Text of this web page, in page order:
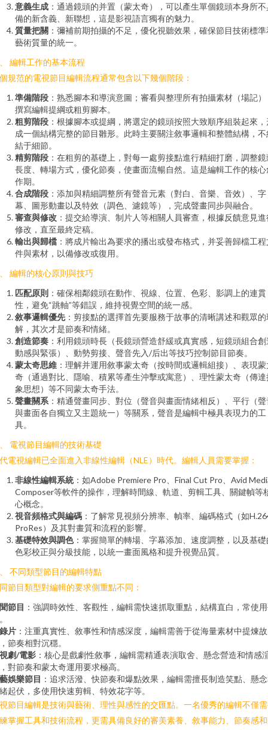
意義生成 ：通過鏡頭的并置（蒙太奇），可以產生單個鏡頭本身所不
備的新含義、新聯想，這是影視語言獨有的魅力。
質量把關 ：彌補前期拍攝的不足，優化視聽效果，確保節目技術標準
藝術質量的統一。
編輯工作的基本流程
規范的電視節目編輯流程通常包含以下幾個階段：
準備階段 ：熟悉腳本和導演意圖；審看與整理所有拍攝素材（場記）
撰寫編輯提綱或粗剪腳本。
粗剪階段 ：根據腳本或提綱，將選定的鏡頭按照大致順序組裝起來，
成一個結構完整的節目雛形。此時主要關注敘事邏輯和整體結構，不
結于細節。
精剪階段 ：在粗剪的基礎上，對每一處剪接點進行精細打磨，調整鏡
長度、轉場方式，優化節奏，使畫面流暢自然。這是編輯工作的核心
作期。
合成階段 ：添加與精細調整所有聲音元素（對白、音樂、音效）、字
幕、圖形動畫以及特效（調色、濾鏡等），完成聲畫同步與融合。
審查與修改 ：提交給導演、制片人等相關人員審查，根據反饋意見進
修改，直至最終定稿。
輸出與歸檔 ：將成片輸出為要求的播出或發布格式，并妥善歸檔工程
件與素材，以備修改或復用。
編輯的核心原則與技巧
匹配原則 ：確保相鄰鏡頭在動作、視線、位置、色彩、影調上的連貫
性，避免“跳軸”等錯誤，維持視覺空間的統一感。
敘事邏輯優先 ：剪接點的選擇首先要服務于故事的清晰講述和觀眾的
解，其次才是節奏和情緒。
創造節奏 ：利用鏡頭時長（長鏡頭營造舒緩或真實感，短鏡頭組合創
動感與緊張）、動勢剪接、聲音先入/后出等技巧控制節目節奏。
蒙太奇思維 ：理解并運用敘事蒙太奇（按時間或邏輯組接）、表現蒙
奇（通過對比、隱喻、積累等產生沖擊或寓意）、理性蒙太奇（傳達
象思想）等不同蒙太奇手法。
聲畫關系 ：精通聲畫同步、對位（聲音與畫面情緒相反）、平行（聲
與畫面各自獨立又主題統一）等關系，聲音是編輯中極具表現力的工
具。
電視節目編輯的技術基礎
電視編輯已全面進入非線性編輯（NLE）時代。編輯人員需要掌握：
非線性編輯系統：如Adobe Premiere Pro、Final Cut Pro、Avid
Composer等軟件的操作，理解時間線、軌道、剪輯工具、關鍵幀等
心概念。
視音頻格式與編碼 ：了解常見視頻分辨率、幀率、編碼格式（如
ProRes）及其對畫質和流程的影響。
基礎特效與調色：掌握簡單的轉場、字幕添加、速度調整，以及基礎
色彩校正與分級技能，以統一畫面風格和提升視覺品質。
不同類型節目的編輯特點
節目類型對編輯的要求側重點不同：
節目 ：強調時效性、客觀性，編輯需快速抓取重點，結構直白，常使
片 ：注重真實性、敘事性和情感深度，編輯需善于從海量素材中提煉故
節奏相對沉穩。
劇/電影 ：核心是戲劇性敘事，編輯需精通表演取舍、懸念營造和情感
對節奏和蒙太奇運用要求極高。
娛樂節目 ：追求活潑、快節奏和爆點效果，編輯需擅長制造笑點、懸
起伏，多使用快速剪輯、特效花字等。
節目編輯是技術與藝術、理性與感性的交匯點。一名優秀的編輯不僅
掌握工具和技術流程，更需具備良好的審美素養、敘事能力、節奏感